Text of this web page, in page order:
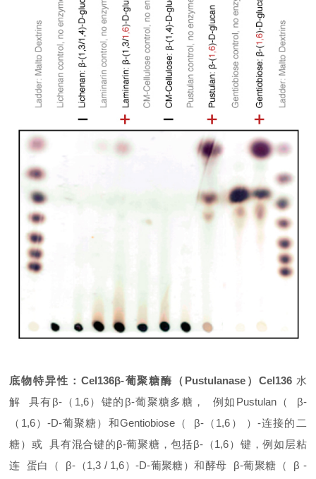
底物特异性：Cel136β-葡聚糖酶（Pustulanase）Cel136 水
解 具有β-（1,6）键的 β-葡聚糖多糖， 例如Pustulan（ β-
（1,6）-D-葡聚糖）和Gentiobiose（ β- （1,6） ）-连接的二
糖）或 具有混合键的β-葡聚糖，包括β-（1,6）键，例如层粘
连 蛋白 （ β- （1,3 / 1,6）-D-葡聚糖）和酵母 β-葡聚糖（ β -